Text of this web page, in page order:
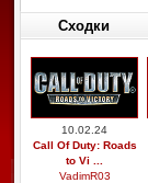
Сходки
10.02.24
Call Of Duty: Roads
to Vi ...
VadimR03